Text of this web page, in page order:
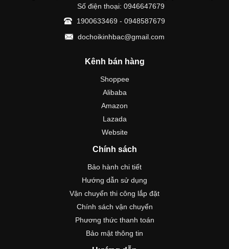
Số điện thoại: 0946647679
1900633469 - 0948587679
dochoikinhbac@gmail.com
Kênh bán hàng
Shoppee
Alibaba
Amazon
Lazada
Website
Chính sách
Bảo hành chi tiết
Hướng dẫn sử dụng
Vận chuyển thi công lắp đặt
Chính sách vận chuyển
Phương thức thanh toán
Bảo mật thông tin